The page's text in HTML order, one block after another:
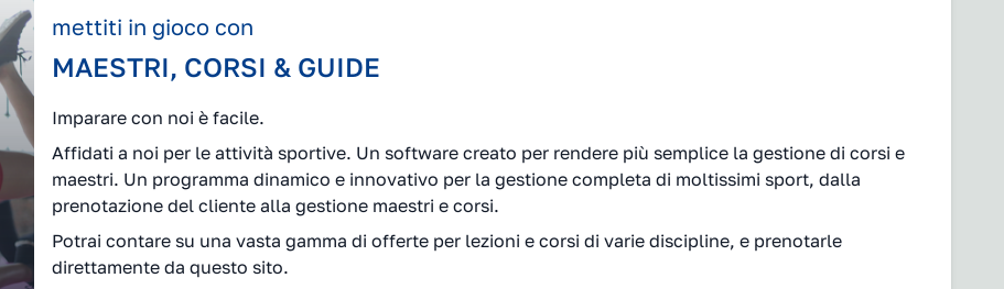
mettiti in gioco con
MAESTRI, CORSI & GUIDE
Imparare con noi è facile.
Affidati a noi per le attività sportive. Un software creato per rendere più semplice la gestione di corsi e
maestri. Un programma dinamico e innovativo per la gestione completa di moltissimi sport, dalla
prenotazione del cliente alla gestione maestri e corsi.
Potrai contare su una vasta gamma di offerte per lezioni e corsi di varie discipline, e prenotarle
direttamente da questo sito.